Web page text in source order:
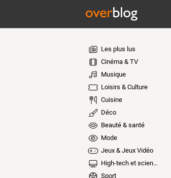
Les plus lus
Cinéma & TV
Musique
Loisirs & Culture
Cuisine
Déco
Beauté & santé
Mode
Jeux & Jeux Vidéo
High-tech et sciences
Sport